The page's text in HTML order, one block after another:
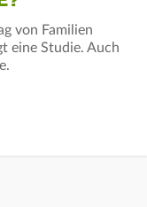
von Familien
eine Studie. Auch